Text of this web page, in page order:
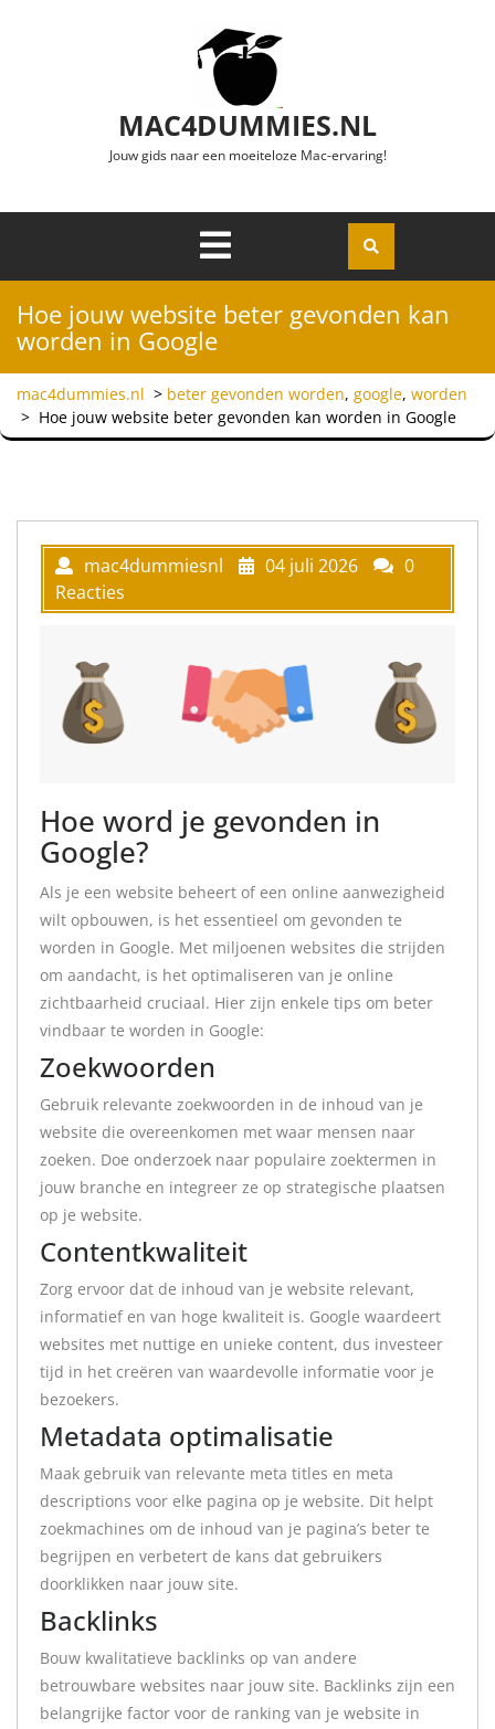
MAC4DUMMIES.NL
Jouw gids naar een moeiteloze Mac-ervaring!
Openen
Hoe jouw website beter gevonden kan
worden in Google
mac4dummies.nl > beter gevonden worden, google, worden
> Hoe jouw website beter gevonden kan worden in Google
mac4dummiesnl 04 juli 2026
0
Reacties
Hoe word je gevonden in
Google?
Als je een website beheert of een online aanwezigheid
wilt opbouwen, is het essentieel om gevonden te
worden in Google. Met miljoenen websites die strijden
om aandacht, is het optimaliseren van je online
zichtbaarheid cruciaal. Hier zijn enkele tips om beter
vindbaar te worden in Google:
Zoekwoorden
Gebruik relevante zoekwoorden in de inhoud van je
website die overeenkomen met waar mensen naar
zoeken. Doe onderzoek naar populaire zoektermen in
jouw branche en integreer ze op strategische plaatsen
op je website.
Contentkwaliteit
Zorg ervoor dat de inhoud van je website relevant,
informatief en van hoge kwaliteit is. Google waardeert
websites met nuttige en unieke content, dus investeer
tijd in het creëren van waardevolle informatie voor je
bezoekers.
Metadata optimalisatie
Maak gebruik van relevante meta titles en meta
descriptions voor elke pagina op je website. Dit helpt
zoekmachines om de inhoud van je pagina’s beter te
begrijpen en verbetert de kans dat gebruikers
doorklikken naar jouw site.
Backlinks
Bouw kwalitatieve backlinks op van andere
betrouwbare websites naar jouw site. Backlinks zijn een
belangrijke factor voor de ranking van je website in